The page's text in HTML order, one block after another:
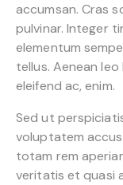
accumsan. Cras
pulvinar. Integer
elementum
tellus. Aenean
eleifend ac, enim.
Sed ut
voluptatem
totam rem
veritatis et quasi